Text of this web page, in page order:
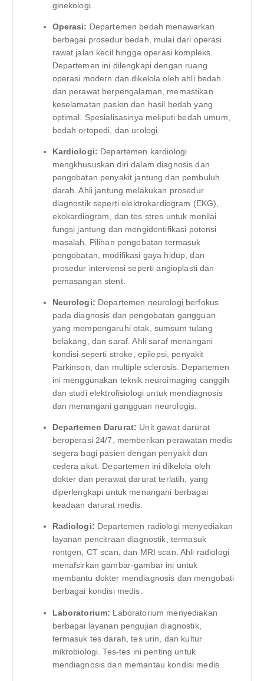
ginekologi.
Operasi: Departemen bedah menawarkan
berbagai prosedur bedah, mulai dari operasi
rawat jalan kecil hingga operasi kompleks.
Departemen ini dilengkapi dengan ruang
operasi modern dan dikelola oleh ahli bedah
dan perawat berpengalaman, memastikan
keselamatan pasien dan hasil bedah yang
optimal. Spesialisasinya meliputi bedah umum,
bedah ortopedi, dan urologi.
Kardiologi: Departemen kardiologi
mengkhususkan diri dalam diagnosis dan
pengobatan penyakit jantung dan pembuluh
darah. Ahli jantung melakukan prosedur
diagnostik seperti elektrokardiogram (EKG),
ekokardiogram, dan tes stres untuk menilai
fungsi jantung dan mengidentifikasi potensi
masalah. Pilihan pengobatan termasuk
pengobatan, modifikasi gaya hidup, dan
prosedur intervensi seperti angioplasti dan
pemasangan stent.
Neurologi: Departemen neurologi berfokus
pada diagnosis dan pengobatan gangguan
yang mempengaruhi otak, sumsum tulang
belakang, dan saraf. Ahli saraf menangani
kondisi seperti stroke, epilepsi, penyakit
Parkinson, dan multiple sclerosis. Departemen
ini menggunakan teknik neuroimaging canggih
dan studi elektrofisiologi untuk mendiagnosis
dan menangani gangguan neurologis.
Departemen Darurat: Unit gawat darurat
beroperasi 24/7, memberikan perawatan medis
segera bagi pasien dengan penyakit dan
cedera akut. Departemen ini dikelola oleh
dokter dan perawat darurat terlatih, yang
diperlengkapi untuk menangani berbagai
keadaan darurat medis.
Radiologi: Departemen radiologi menyediakan
layanan pencitraan diagnostik, termasuk
rontgen, CT scan, dan MRI scan. Ahli radiologi
menafsirkan gambar-gambar ini untuk
membantu dokter mendiagnosis dan mengobati
berbagai kondisi medis.
Laboratorium: Laboratorium menyediakan
berbagai layanan pengujian diagnostik,
termasuk tes darah, tes urin, dan kultur
mikrobiologi. Tes-tes ini penting untuk
mendiagnosis dan memantau kondisi medis.